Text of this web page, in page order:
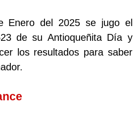
Enero del 2025 se jugo el
de su Antioqueñita Día y
los resultados para saber